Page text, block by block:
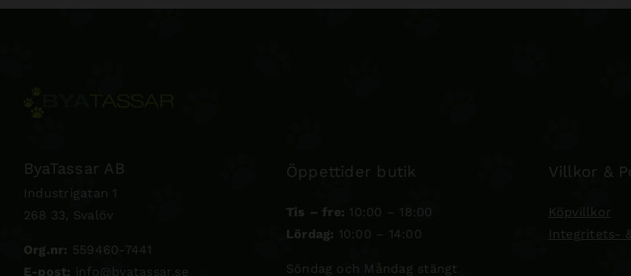
ByaTassar AB
Industrigatan 1
268 33, Svalöv
Org.nr: 559460-7441
E-post: info@byatassar.se
Öppettider butik
Tis – fre: 10:00 – 18:00
Lördag: 10:00 – 14:00
Söndag och Måndag stängt
Villkor &
Köpvillkor
Integritets-